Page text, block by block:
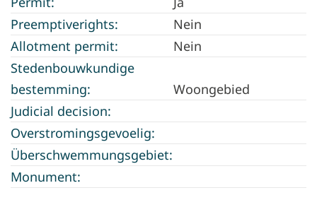
Preemptiverights:
Nein
Allotment permit:
Nein
Stedenbouwkundige
bestemming:
Woongebied
Judicial decision:
Overstromingsgevoelig:
Überschwemmungsgebiet:
Monument: